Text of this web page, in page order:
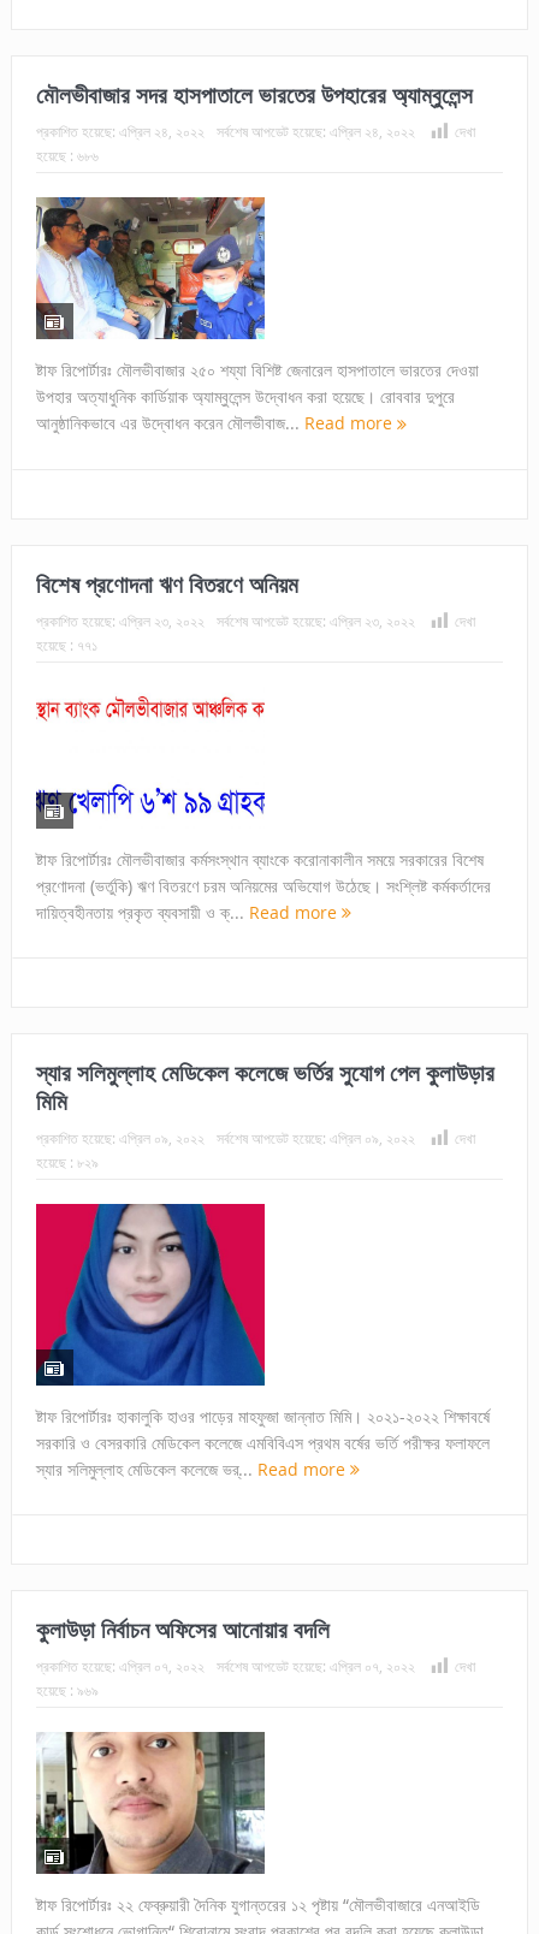
মৌলভীবাজার সদর হাসপাতালে ভারতের উপহারের অ্যাম্বুলেন্স
প্রকাশিত হয়েছে: এপ্রিল ২৪, ২০২২ সর্বশেষ আপডেট হয়েছে: এপ্রিল ২৪, ২০২২
দেখা
হয়েছে : ৬৮৬
ষ্টাফ রিপোর্টারঃ মৌলভীবাজার ২৫০ শয্যা বিশিষ্ট জেনারেল হাসপাতালে ভারতের দেওয়া
উপহার অত্যাধুনিক কার্ডিয়াক অ্যাম্বুলেন্স উদ্বোধন করা হয়েছে। রোববার দুপুরে
আনুষ্ঠানিকভাবে এর উদ্বোধন করেন মৌলভীবাজ... Read more
বিশেষ প্রণোদনা ঋণ বিতরণে অনিয়ম
প্রকাশিত হয়েছে: এপ্রিল ২৩, ২০২২ সর্বশেষ আপডেট হয়েছে: এপ্রিল ২৩, ২০২২
দেখা
হয়েছে : ৭৭১
ষ্টাফ রিপোর্টারঃ মৌলভীবাজার কর্মসংস্থান ব্যাংকে করোনাকালীন সময়ে সরকারের বিশেষ
প্রণোদনা (ভর্তুকি) ঋণ বিতরণে চরম অনিয়মের অভিযোগ উঠেছে। সংশ্লিষ্ট কর্মকর্তাদের
দায়িত্বহীনতায় প্রকৃত ব্যবসায়ী ও ক্... Read more
স্যার সলিমুল্লাহ মেডিকেল কলেজে ভর্তির সুযোগ পেল কুলাউড়ার
মিমি
প্রকাশিত হয়েছে: এপ্রিল ০৯, ২০২২ সর্বশেষ আপডেট হয়েছে: এপ্রিল ০৯, ২০২২
দেখা
হয়েছে : ৮২৯
ষ্টাফ রিপোর্টারঃ হাকালুকি হাওর পাড়ের মাহফুজা জান্নাত মিমি। ২০২১-২০২২ শিক্ষাবর্ষে
সরকারি ও বেসরকারি মেডিকেল কলেজে এমবিবিএস প্রথম বর্ষের ভর্তি পরীক্ষর ফলাফলে
স্যার সলিমুল্লাহ মেডিকেল কলেজে ভর্... Read more
কুলাউড়া নির্বাচন অফিসের আনোয়ার বদলি
প্রকাশিত হয়েছে: এপ্রিল ০৭, ২০২২ সর্বশেষ আপডেট হয়েছে: এপ্রিল ০৭, ২০২২
দেখা
হয়েছে : ৯৬৯
ষ্টাফ রিপোর্টারঃ ২২ ফেব্রুয়ারী দৈনিক যুগান্তরের ১২ পৃষ্টায় “মৌলভীবাজারে এনআইডি